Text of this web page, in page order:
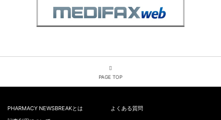
PAGE TOP
PHARMACY NEWSBREAKとは
よくある質問